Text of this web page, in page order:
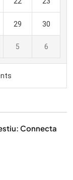
Connecta